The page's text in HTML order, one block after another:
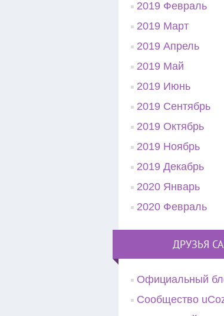
2019 Февраль
2019 Март
2019 Апрель
2019 Май
2019 Июнь
2019 Сентябрь
2019 Октябрь
2019 Ноябрь
2019 Декабрь
2020 Январь
2020 Февраль
ДРУЗЬЯ
Официальный
Сообщество